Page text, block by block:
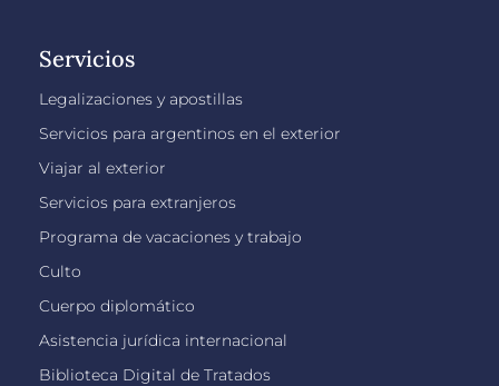
Servicios
Legalizaciones y apostillas
Servicios para argentinos en el exterior
Viajar al exterior
Servicios para extranjeros
Programa de vacaciones y trabajo
Culto
Cuerpo diplomático
Asistencia jurídica internacional
Biblioteca Digital de Tratados